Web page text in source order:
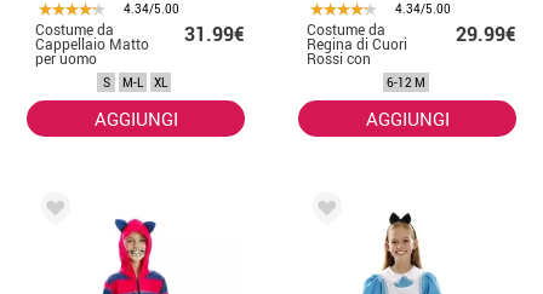
4.34/5.00
Costume da
Cappellaio Matto
per uomo
31.99€
S M-L XL
AGGIUNGI
4.34/5.00
Costume da
Regina di Cuori
Rossi con
cerchietto per
bambina
29.99€
6-12 M
AGGIUNGI